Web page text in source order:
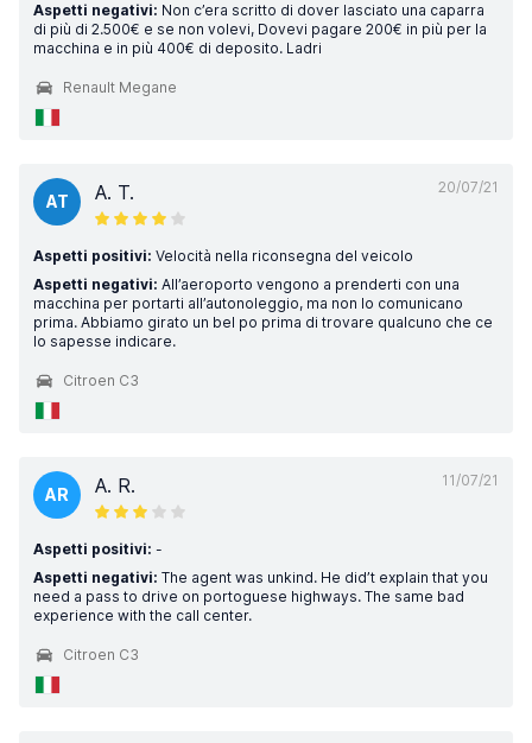
Aspetti negativi: Non c’era scritto di dover lasciato una caparra
di più di 2.500€ e se non volevi, Dovevi pagare 200€ in più per la
macchina e in più 400€ di deposito. Ladri
Renault Megane
20/07/21
AT A. T.
Aspetti positivi: Velocità nella riconsegna del veicolo
Aspetti negativi: All’aeroporto vengono a prenderti con una
macchina per portarti all’autonoleggio, ma non lo comunicano
prima. Abbiamo girato un bel po prima di trovare qualcuno che ce
lo sapesse indicare.
Citroen C3
11/07/21
AR A. R.
Aspetti positivi: -
Aspetti negativi: The agent was unkind. He did’t explain that you
need a pass to drive on portoguese highways. The same bad
experience with the call center.
Citroen C3